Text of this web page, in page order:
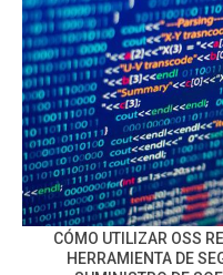
CÓMO UTILIZAR OSS
HERRAMIENTA DE